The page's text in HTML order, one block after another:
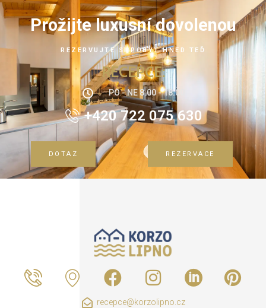
Prožijte luxusní dovolenou
REZERVUJTE SI POBYT HNED TEĎ
RECEPCE:
PO - NE 8:00 - 18:00
+420 722 075 630
DOTAZ REZERVACE
recepce@korzolipno.cz